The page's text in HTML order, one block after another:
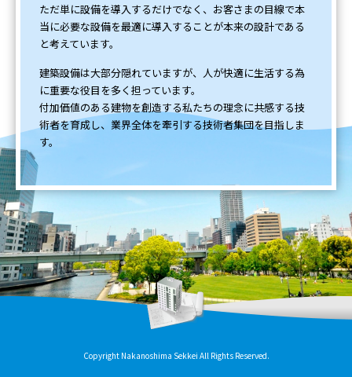
ただ単に設備を導入するだけでなく、お客さまの目線で本
当に必要な設備を最適に導入することが本来の設計である
と考えています。
建築設備は大部分隠れていますが、人が快適に生活する為
に重要な役目を多く担っています。
付加価値のある建物を創造する私たちの理念に共感する技
術者を育成し、業界全体を牽引する技術者集団を目指しま
す。
Copyright Nakanoshima Sekkei All Rights Reserved.